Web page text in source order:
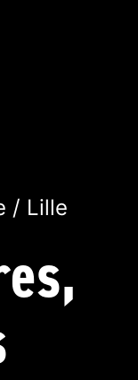
/ Lille